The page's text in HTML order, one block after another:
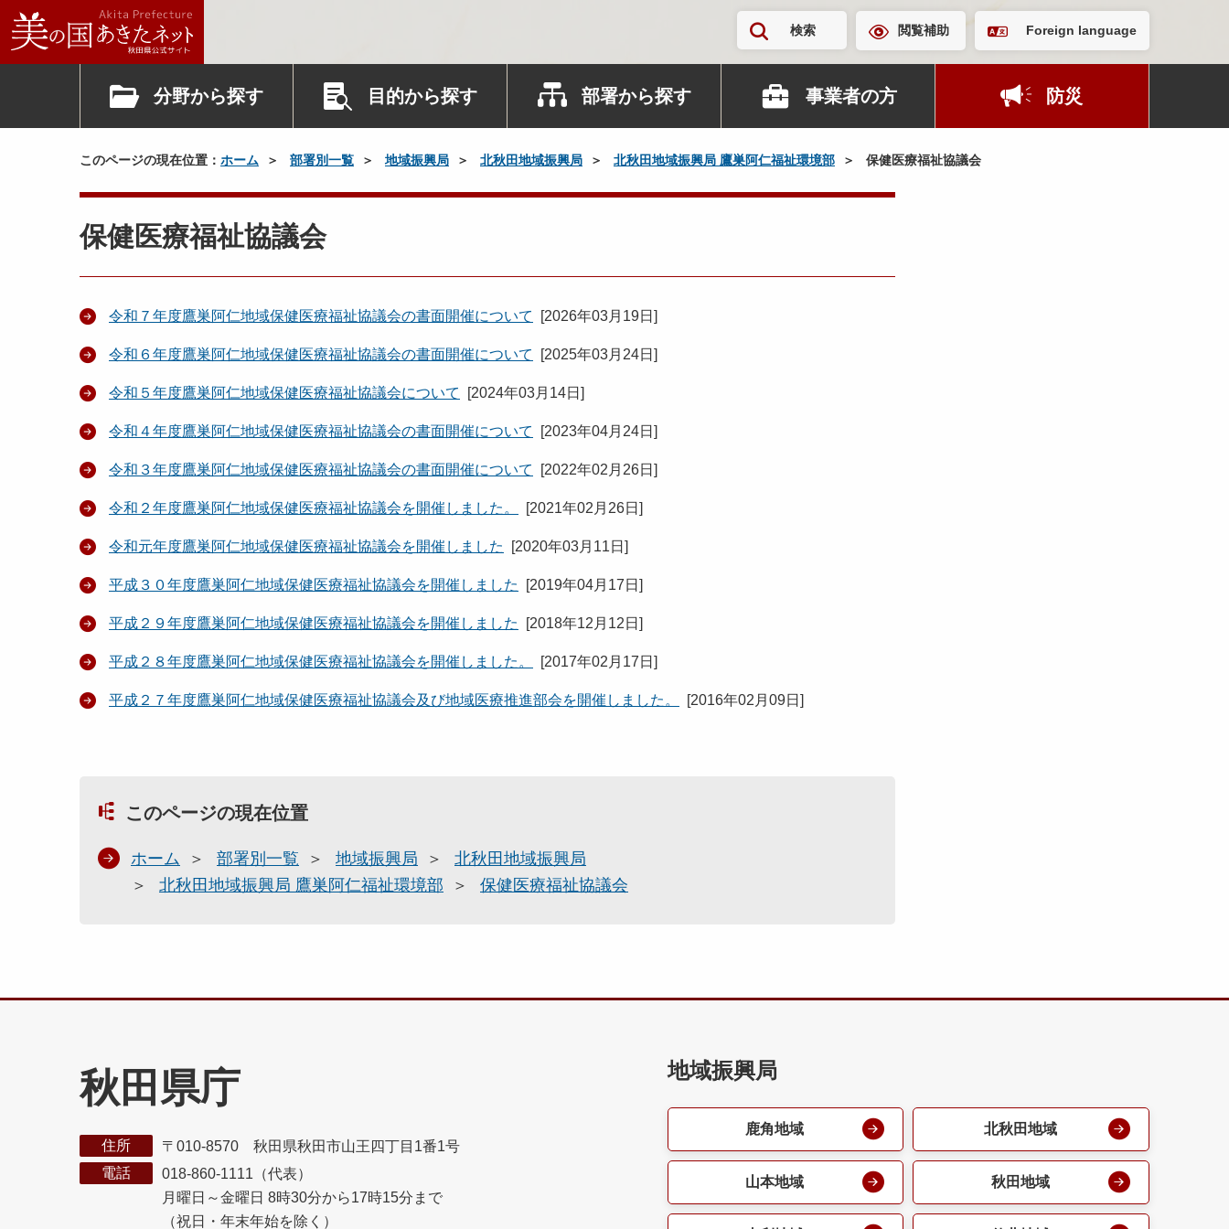
検索 閲覧補助 Foreign language
分野から探す 目的から探す 部署から探す 事業者の方 防災
このページの現在位置： ホーム 部署別一覧 地域振興局 北秋田地域振興局 北秋田地域振興局 鷹巣阿仁福祉環境部 保健医療福祉協議会
保健医療福祉協議会
令和７年度鷹巣阿仁地域保健医療福祉協議会の書面開催について [2026年03月19日 ]
令和６年度鷹巣阿仁地域保健医療福祉協議会の書面開催について [2025年03月24日 ]
令和５年度鷹巣阿仁地域保健医療福祉協議会について [2024年03月14日 ]
令和４年度鷹巣阿仁地域保健医療福祉協議会の書面開催について [2023年04月24日 ]
令和３年度鷹巣阿仁地域保健医療福祉協議会の書面開催について [2022年02月26日 ]
令和２年度鷹巣阿仁地域保健医療福祉協議会を開催しました。 [2021年02月26日 ]
令和元年度鷹巣阿仁地域保健医療福祉協議会を開催しました [2020年03月11日 ]
平成３０年度鷹巣阿仁地域保健医療福祉協議会を開催しました [2019年04月17日 ]
平成２９年度鷹巣阿仁地域保健医療福祉協議会を開催しました [2018年12月12日 ]
平成２８年度鷹巣阿仁地域保健医療福祉協議会を開催しました。 [2017年02月17日 ]
平成２７年度鷹巣阿仁地域保健医療福祉協議会及び地域医療推進部会を開催しました。 [2016年02月09日 ]
このページの現在位置
ホーム 部署別一覧 地域振興局
北秋田地域振興局
北秋田地域振興局 鷹巣阿仁福祉環境部
保健医療福祉協議会
秋田県庁
住所
〒010-8570 秋田県秋田市山王四丁目1番1号
電話
018-860-1111（代表）
月曜日～金曜日 8時30分から17時15分まで
（祝日・年末年始を除く）
地域振興局
鹿角地域 北秋田地域
山本地域 秋田地域